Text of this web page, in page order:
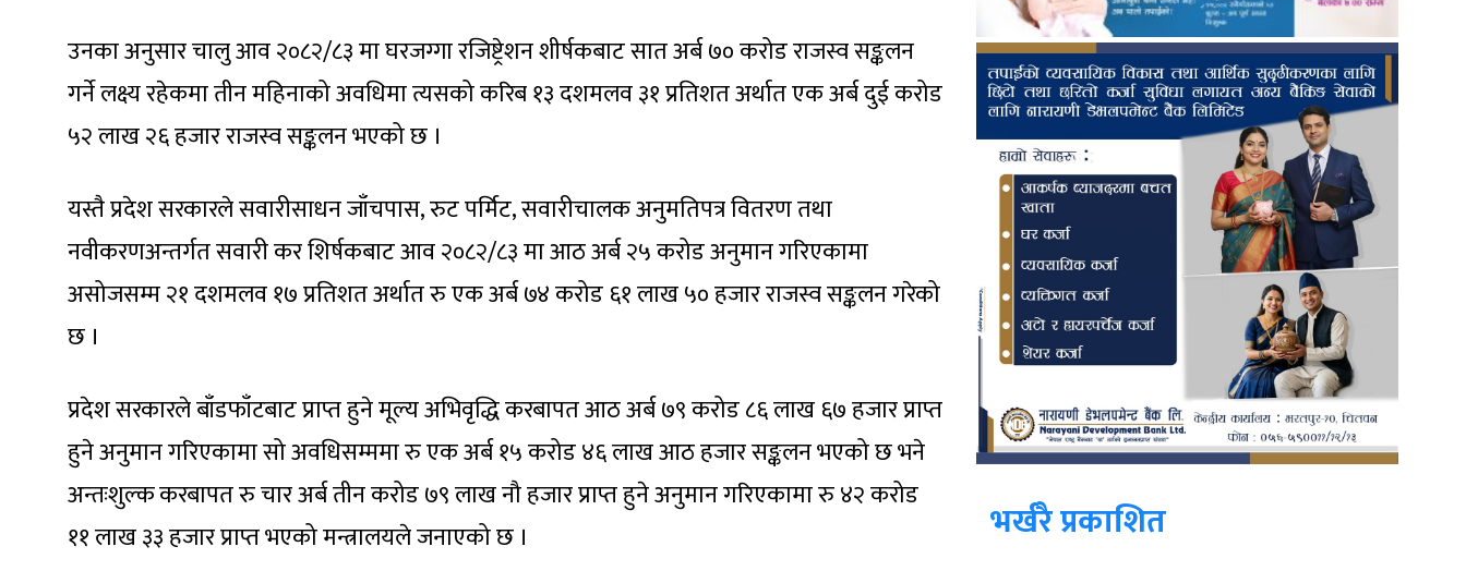
उनका अनुसार चालु आव २०८२/८३ मा घरजग्गा रजिष्ट्रेशन शीर्षकबाट सात अर्ब ७० करोड राजस्व सङ्कलन
गर्ने लक्ष्य रहेकमा तीन महिनाको अवधिमा त्यसको करिब १३ दशमलव ३१ प्रतिशत अर्थात एक अर्ब दुई करोड
५२ लाख २६ हजार राजस्व सङ्कलन भएको छ ।
यस्तै प्रदेश सरकारले सवारीसाधन जाँचपास, रुट पर्मिट, सवारीचालक अनुमतिपत्र वितरण तथा
नवीकरणअन्तर्गत सवारी कर शिर्षकबाट आव २०८२/८३ मा आठ अर्ब २५ करोड अनुमान गरिएकामा
असोजसम्म २१ दशमलव १७ प्रतिशत अर्थात रु एक अर्ब ७४ करोड ६१ लाख ५० हजार राजस्व सङ्कलन गरेको
छ ।
प्रदेश सरकारले बाँडफाँटबाट प्राप्त हुने मूल्य अभिवृद्धि करबापत आठ अर्ब ७९ करोड ८६ लाख ६७ हजार प्राप्त
हुने अनुमान गरिएकामा सो अवधिसम्ममा रु एक अर्ब १५ करोड ४६ लाख आठ हजार सङ्कलन भएको छ भने
अन्तःशुल्क करबापत रु चार अर्ब तीन करोड ७९ लाख नौ हजार प्राप्त हुने अनुमान गरिएकामा रु ४२ करोड
११ लाख ३३ हजार प्राप्त भएको मन्त्रालयले जनाएको छ ।
भर्खरै प्रकाशित